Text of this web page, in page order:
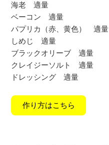
海老 適量
ベーコン 適量
パプリカ（赤、黄色） 適量
しめじ 適量
ブラックオリーブ 適量
クレイジーソルト 適量
ドレッシング 適量
作り方はこちら